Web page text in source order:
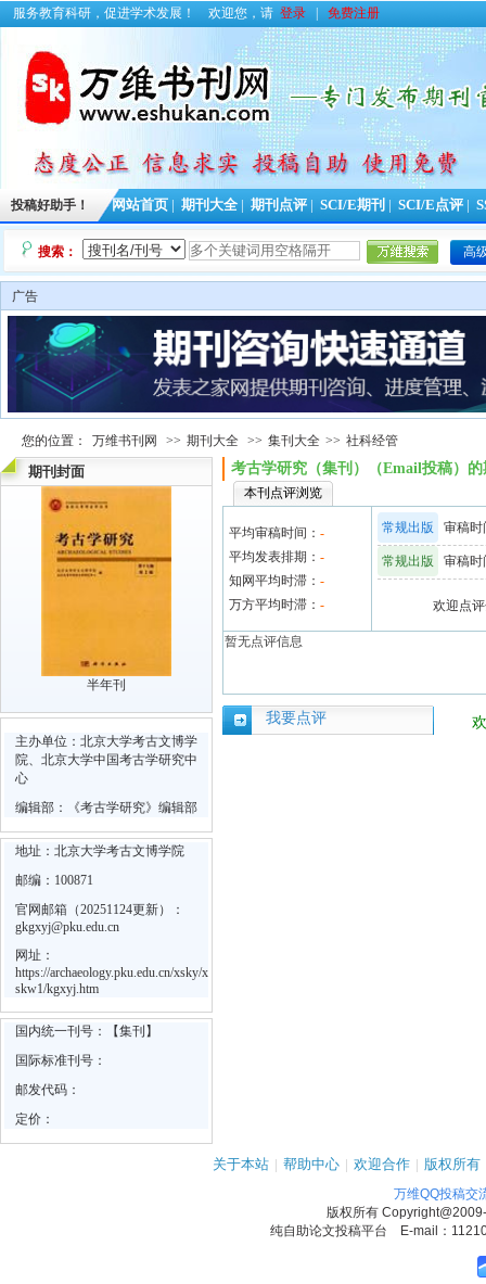
服务教育科研，促进学术发展！ 欢迎您，请 登录 免费注册
投稿好助手！ 网站首页 期刊大全 期刊点评 SCI/E期刊 SCI/E点评
搜索： 高
广告
您的位置： 万维书刊网 >> 期刊大全 >> 集刊大全 >> 社科经管
期刊封面
半年刊
主办单位：北京大学考古文博学
院、北京大学中国考古学研究中
心
编辑部：《考古学研究》编辑部
地址：北京大学考古文博学院
邮编：100871
官网邮箱（20251124更新）：
gkgxyj@pku.edu.cn
网址：
https://archaeology.pku.edu.cn/xsky/x
skw1/kgxyj.htm
国内统一刊号：【集刊】
国际标准刊号：
邮发代码：
定价：
考古学研究（集刊）（Email投稿）
本刊点评浏览
平均审稿时间： -
平均发表排期： -
知网平均时滞： -
万方平均时滞： -
常规出版 审稿时
常规出版 审稿时
欢迎点
暂无点评信息
我要点评
关于本站 | 帮助中心 | 欢迎合作 | 版权所有
万维QQ投稿交
版权所有
纯自助论文投稿平台 E-mail：